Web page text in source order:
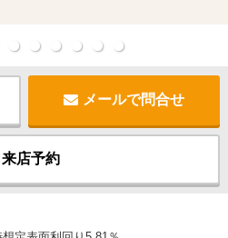
メールで問合せ
来店予約